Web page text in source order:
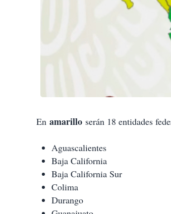
En amarillo serán 18 entidades
Aguascalientes
Baja California
Baja California Sur
Colima
Durango